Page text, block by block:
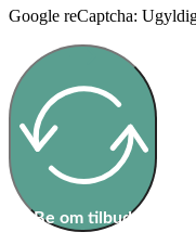
Google reCaptcha:
Be om tilbud